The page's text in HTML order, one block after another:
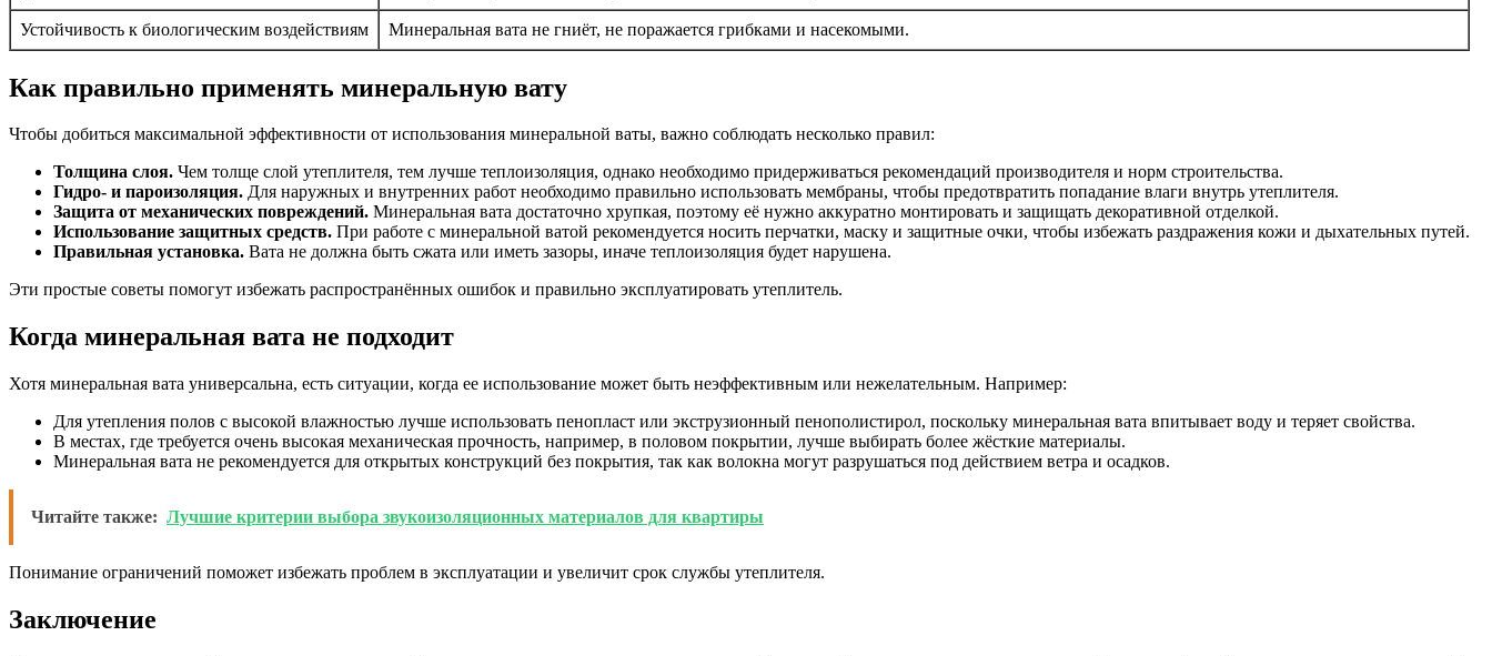
Устойчивость к биологическим воздействиям Минеральная вата не гниёт, не поражается грибками и насекомыми.
Как правильно применять минеральную вату
Чтобы добиться максимальной эффективности от использования минеральной ваты, важно соблюдать несколько правил:
Толщина слоя. Чем толще слой утеплителя, тем лучше теплоизоляция, однако необходимо придерживаться рекомендаций производителя и норм строительства.
Гидро- и пароизоляция. Для наружных и внутренних работ необходимо правильно использовать мембраны, чтобы предотвратить попадание влаги внутрь утеплителя.
Защита от механических повреждений. Минеральная вата достаточно хрупкая, поэтому её нужно аккуратно монтировать и защищать декоративной отделкой.
Использование защитных средств. При работе с минеральной ватой рекомендуется носить перчатки, маску и защитные очки, чтобы избежать раздражения кожи и дыхательных путей.
Правильная установка. Вата не должна быть сжата или иметь зазоры, иначе теплоизоляция будет нарушена.
Эти простые советы помогут избежать распространённых ошибок и правильно эксплуатировать утеплитель.
Когда минеральная вата не подходит
Хотя минеральная вата универсальна, есть ситуации, когда ее использование может быть неэффективным или нежелательным. Например:
Для утепления полов с высокой влажностью лучше использовать пенопласт или экструзионный пенополистирол, поскольку минеральная вата впитывает воду и теряет свойства.
В местах, где требуется очень высокая механическая прочность, например, в половом покрытии, лучше выбирать более жёсткие материалы.
Минеральная вата не рекомендуется для открытых конструкций без покрытия, так как волокна могут разрушаться под действием ветра и осадков.
Читайте также: Лучшие критерии выбора звукоизоляционных материалов для квартиры
Понимание ограничений поможет избежать проблем в эксплуатации и увеличит срок службы утеплителя.
Заключение